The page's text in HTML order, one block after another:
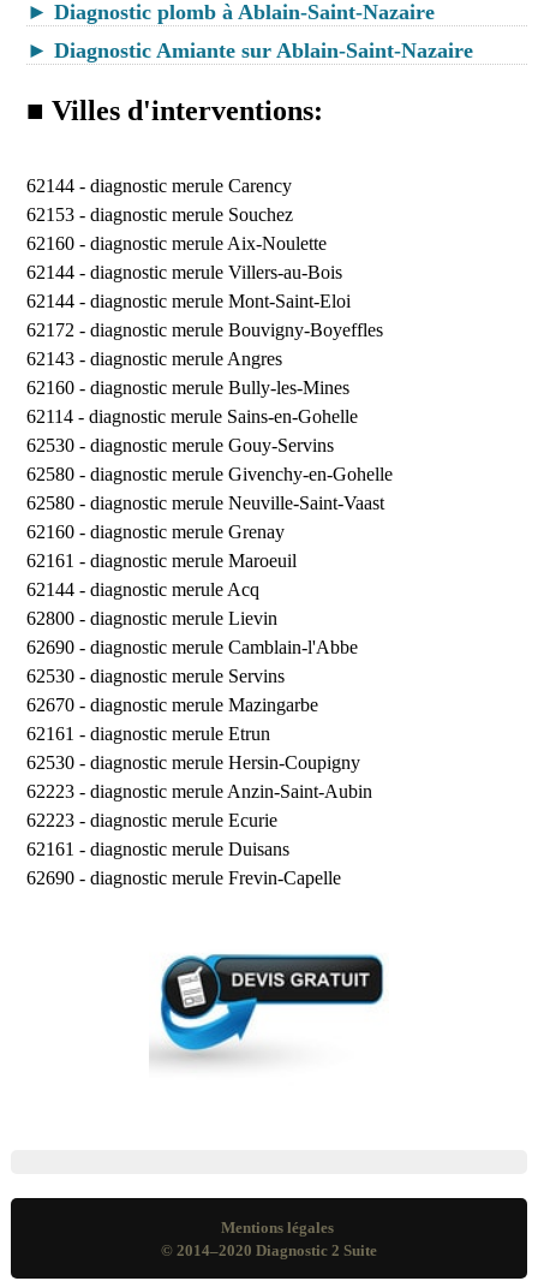
► Diagnostic plomb à Ablain-Saint-Nazaire
► Diagnostic Amiante sur Ablain-Saint-Nazaire
■ Villes d'interventions:
62144 - diagnostic merule Carency
62153 - diagnostic merule Souchez
62160 - diagnostic merule Aix-Noulette
62144 - diagnostic merule Villers-au-Bois
62144 - diagnostic merule Mont-Saint-Eloi
62172 - diagnostic merule Bouvigny-Boyeffles
62143 - diagnostic merule Angres
62160 - diagnostic merule Bully-les-Mines
62114 - diagnostic merule Sains-en-Gohelle
62530 - diagnostic merule Gouy-Servins
62580 - diagnostic merule Givenchy-en-Gohelle
62580 - diagnostic merule Neuville-Saint-Vaast
62160 - diagnostic merule Grenay
62161 - diagnostic merule Maroeuil
62144 - diagnostic merule Acq
62800 - diagnostic merule Lievin
62690 - diagnostic merule Camblain-l'Abbe
62530 - diagnostic merule Servins
62670 - diagnostic merule Mazingarbe
62161 - diagnostic merule Etrun
62530 - diagnostic merule Hersin-Coupigny
62223 - diagnostic merule Anzin-Saint-Aubin
62223 - diagnostic merule Ecurie
62161 - diagnostic merule Duisans
62690 - diagnostic merule Frevin-Capelle
Mentions légales
© 2014–2020 Diagnostic 2 Suite